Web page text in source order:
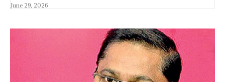
June 29, 2026